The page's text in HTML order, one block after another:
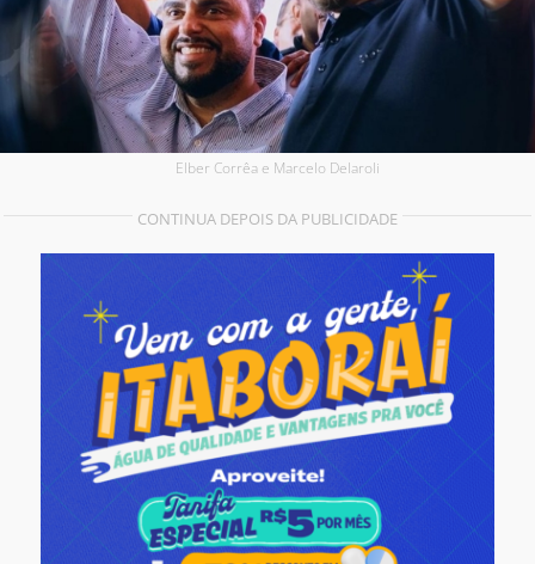
Elber Corrêa e Marcelo Delaroli
CONTINUA DEPOIS DA PUBLICIDADE